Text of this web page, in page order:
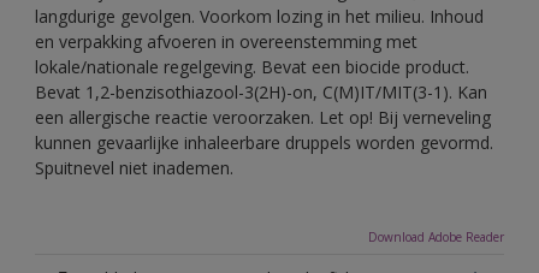
langdurige gevolgen. Voorkom lozing in het milieu. Inhoud
en verpakking afvoeren in overeenstemming met
lokale/nationale regelgeving. Bevat een biocide product.
Bevat 1,2-benzisothiazool-3(2H)-on, C(M)IT/MIT(3-1). Kan
een allergische reactie veroorzaken. Let op! Bij verneveling
kunnen gevaarlijke inhaleerbare druppels worden gevormd.
Spuitnevel niet inademen.
Download Adobe Reader